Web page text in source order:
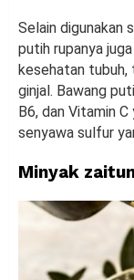
Selain digunakan
putih rupanya
kesehatan tubuh,
ginjal. Bawang
B6, dan Vitamin
senyawa sulfur
Minyak